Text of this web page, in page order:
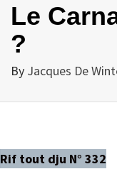
Le
?
By Jacques De
Rif tout dju N° 332